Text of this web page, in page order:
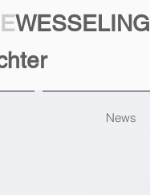
WESSELING
News